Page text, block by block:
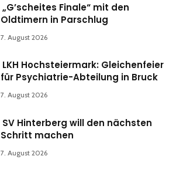
„G’scheites Finale“ mit den
Oldtimern in Parschlug
7. August 2026
LKH Hochsteiermark: Gleichenfeier
für Psychiatrie-Abteilung in Bruck
7. August 2026
SV Hinterberg will den nächsten
Schritt machen
7. August 2026